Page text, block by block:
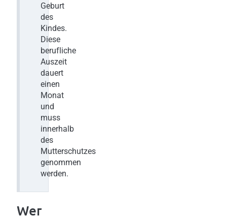
Geburt
des
Kindes.
Diese
berufliche
Auszeit
dauert
einen
Monat
und
muss
innerhalb
des
Mutterschutzes
genommen
werden.
Wer